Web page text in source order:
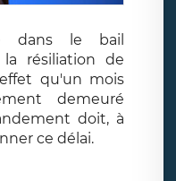
dans le bail
résiliation de
qu'un mois
demeuré
doit, à
ce délai.